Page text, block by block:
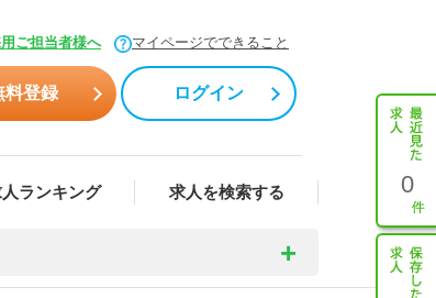
ご担当者様へ マイページでできること
料登録 ログイン
ランキング 求人を検索する 0